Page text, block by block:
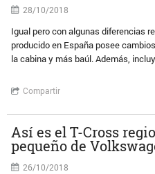
28/10/2018
Igual pero con algunas diferencias
producido en España posee
la cabina y más baúl. Además,
Compartir
Así es el T-Cross
pequeño de
26/10/2018